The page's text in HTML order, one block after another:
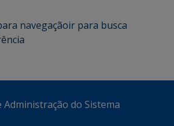
navegaçãoir para busca
Administração do Sistema